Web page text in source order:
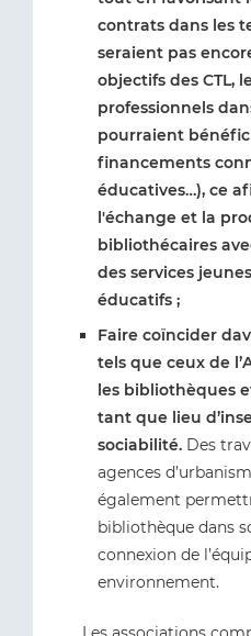
contrats dans les
seraient pas
objectifs des CTL,
professionnels
pourraient
financements
éducatives…), ce
l'échange et la
bibliothécaires
des services
éducatifs ;
Faire coïncider
tels que ceux de
les bibliothèques
tant que lieu
sociabilité. Des
agences
également
bibliothèque dans
connexion de
environnement.